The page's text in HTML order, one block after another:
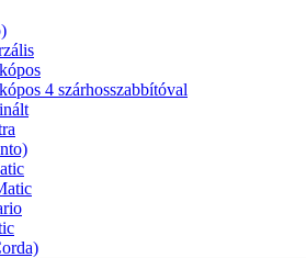
4 szárhosszabbítóval